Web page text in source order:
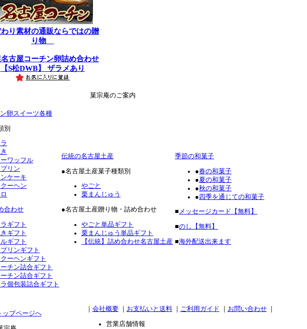
り素材の通販ならではの贈
り物
古屋コーチン卵詰め合わせ
【S松DWB】 ザラメあり
菓宗庵のご案内
卵スイーツ各種
別
ワッフル
リン
ケーキ
ーヘン
合わせ
ギフト
ギフト
ギフト
リンギフト
ーヘンギフト
チン詰合ギフト
チン詰合ギフト
個包装詰合ギフト
伝統の名古屋土産
●名古屋土産菓子種類別
やごと
栗まんじゅう
●名古屋土産贈り物・詰め合わせ
やごと単品ギフト
栗まんじゅう単品ギフト
【伝統】詰め合わせ名古屋土産
季節の和菓子
●春の和菓子
●夏の和菓子
●秋の和菓子
●四季を通じての和菓子
■ メッセージカード【無料】
■のし【無料】
■海外配送出来ます
｜ 会社概要｜ お支払いと送料｜ ご利用ガイド ｜ お問い合わせ｜
営業店舗情報